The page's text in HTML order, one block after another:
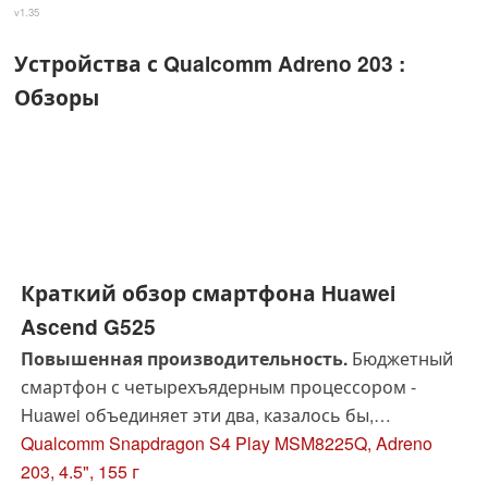
v1.35
Устройства с Qualcomm Adreno 203 :
Обзоры
Краткий обзор смартфона Huawei
Ascend G525
Повышенная производительность.Бюджетный
смартфон с четырехъядерным процессором -
Huawei объединяет эти два, казалось бы,
взаимоисключающих параметра в 4.5-дюймовом
Ascend G525. Наши тесты покажут, насколько
Qualcomm Snapdragon S4 Play MSM8225Q, Adreno
203, 4.5", 155 г